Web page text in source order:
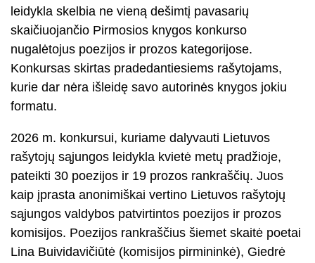
leidykla skelbia ne vieną dešimtį pavasarių
skaičiuojančio Pirmosios knygos konkurso
nugalėtojus poezijos ir prozos kategorijose.
Konkursas skirtas pradedantiesiems rašytojams,
kurie dar nėra išleidę savo autorinės knygos jokiu
formatu.
2026 m. konkursui, kuriame dalyvauti Lietuvos
rašytojų sąjungos leidykla kvietė metų pradžioje,
pateikti 30 poezijos ir 19 prozos rankraščių. Juos
kaip įprasta anonimiškai vertino Lietuvos rašytojų
sąjungos valdybos patvirtintos poezijos ir prozos
komisijos. Poezijos rankraščius šiemet skaitė poetai
Lina Buividavičiūtė (komisijos pirmininkė), Giedrė